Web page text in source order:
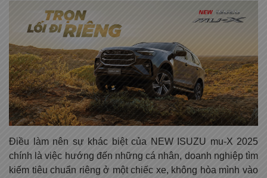
Điều làm nên sự khác biệt của NEW ISUZU mu-X 2025
chính là việc hướng đến những cá nhân, doanh nghiệp tìm
kiếm tiêu chuẩn riêng ở một chiếc xe, không hòa mình vào